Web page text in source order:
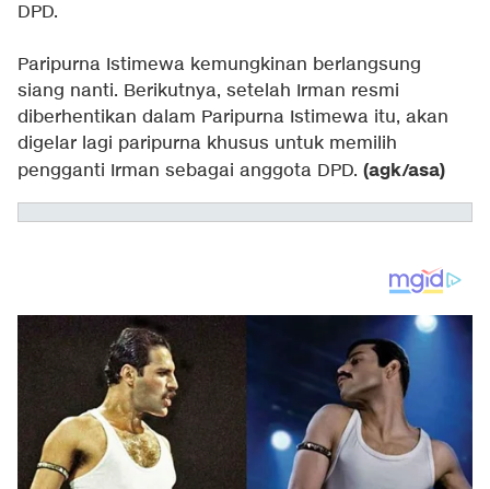
DPD.
Paripurna Istimewa kemungkinan berlangsung
siang nanti. Berikutnya, setelah Irman resmi
diberhentikan dalam Paripurna Istimewa itu, akan
digelar lagi paripurna khusus untuk memilih
pengganti Irman sebagai anggota DPD. (agk/asa)